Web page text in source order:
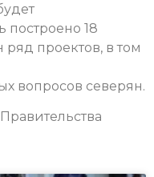
построено 18
ряд проектов, в том
вопросов северян.